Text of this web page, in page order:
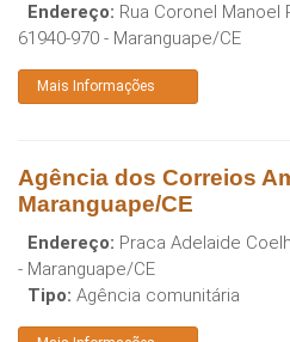
Endereço: Rua Coronel Manoel
61940-970 - Maranguape/CE
Mais Informações
Agência dos Correios
Maranguape/CE
Endereço: Praca Adelaide
- Maranguape/CE
Tipo: Agência comunitária